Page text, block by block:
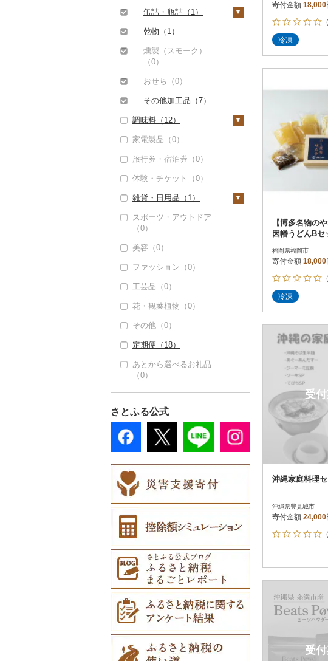
（1）
ブルーベリー（0）
パイナップル（1）
栗（0）
羊羹（0）
饅頭（0）
大福（0）
納豆（0）
缶詰・瓶詰（1）
肉（0）
魚（0）
（1）
乾物（1）
燻製（スモーク）
（0）
おせち（0）
その他加工品（7）
調味料（12）
砂糖（0）
塩（0）
醤油（1）
味噌（0）
酢（0）
こしょう（1）
その他調味料（8）
家電製品（0）
旅行券・宿泊券（0）
体験・チケット（0）
雑貨・日用品（1）
家具・インテリア
（0）
寝具（0）
タオル（0）
文房具・印鑑（0）
食器（1）
グラス・カップ（0）
タンブラー（0）
箸（0）
ナイフ（0）
皿・椀（0）
弁当箱（0）
その他食器（1）
キッチン用品（0）
日用品（0）
楽器・器材（0）
（0）
ご当地キャラクター
（0）
ベビー用品（0）
ペット用品（0）
防災グッズ（0）
その他雑貨（0）
スポーツ・アウトドア
（0）
美容（0）
ファッション（0）
工芸品（0）
花・観葉植物（0）
その他（0）
定期便（18）
あとから選べるお礼品
（0）
さとふる公式
寄付金額 18,000
冷凍
【博多名物の
因幡うどんBセ
福岡県福岡市
寄付金額 18,000
冷凍
受
沖縄家庭料理
沖縄県豊見城市
寄付金額 24,000
受